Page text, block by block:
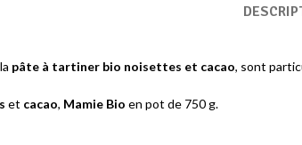
pâte à tartiner bio noisettes et cacao, sont
et cacao, Mamie Bio en pot de 750 g.